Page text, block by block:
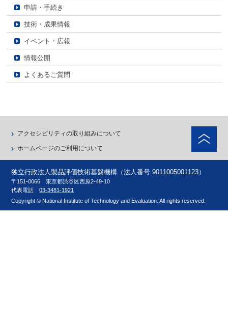
申請・手続き
技術・成果情報
イベント・広報
情報公開
よくあるご質問
アクセシビリティの取り組みについて
ホームページのご利用について
独立行政法人製品評価技術基盤機構（法人番号 9011005001123）
〒151-0066 東京都渋谷区西原2-49-10
代表電話03-3481-1921
Copyright © National Institute of Technology and Evaluation. All rights reserved.